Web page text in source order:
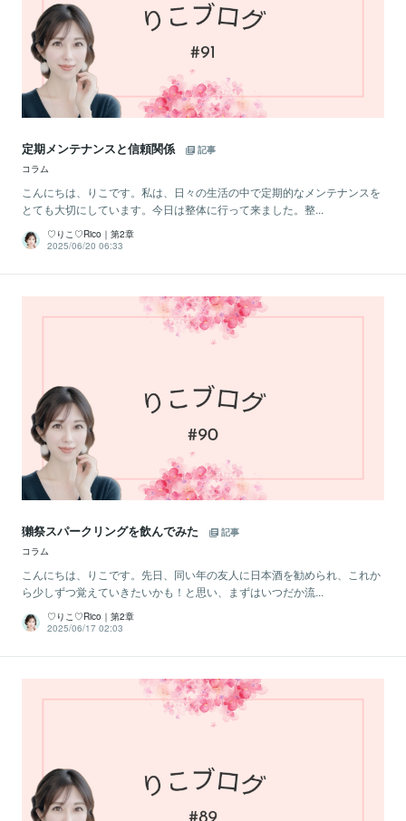
定期メンテナンスと信頼関係
記事
コラム
こんにちは、りこです。私は、日々の生活の中で定期的なメンテナンスを
とても大切にしています。今日は整体に行って来ました。整...
♡りこ♡Rico｜第2章
2025/06/20 06:33
獺祭スパークリングを飲んでみた
記事
コラム
こんにちは、りこです。先日、同い年の友人に日本酒を勧められ、これか
ら少しずつ覚えていきたいかも！と思い、まずはいつだか流...
♡りこ♡Rico｜第2章
2025/06/17 02:03